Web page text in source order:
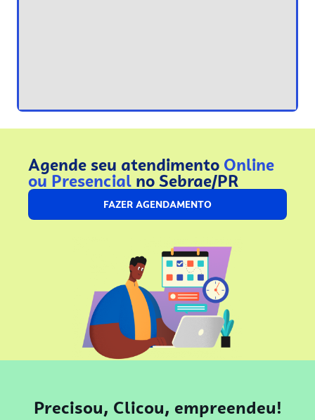
Agende seu atendimento Online
ou Presencial no Sebrae/PR
FAZER AGENDAMENTO
Precisou, Clicou, empreendeu!